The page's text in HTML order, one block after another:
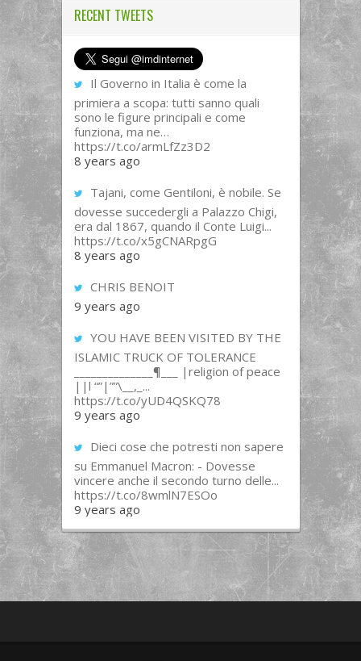
RECENT TWEETS
Il Governo in Italia è come la
primiera a scopa: tutti sanno quali
sono le figure principali e come
funziona, ma ne…
https://t.co/armLfZz3D2
8 years ago
Tajani, come Gentiloni, è nobile. Se
dovesse succedergli a Palazzo Chigi,
era dal 1867, quando il Conte Luigi...
https://t.co/x5gCNARpgG
8 years ago
CHRIS BENOIT
9 years ago
YOU HAVE BEEN VISITED BY THE
ISLAMIC TRUCK OF TOLERANCE
______________¶___ |religion of peace
||l “”|””\__,_...
https://t.co/yUD4QSKQ78
9 years ago
Dieci cose che potresti non sapere
su Emmanuel Macron: - Dovesse
vincere anche il secondo turno delle...
https://t.co/8wmlN7ESOo
9 years ago